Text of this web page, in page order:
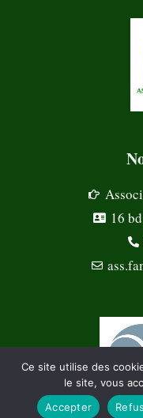
16
Ce site utilise des
le site, vous
Accepter